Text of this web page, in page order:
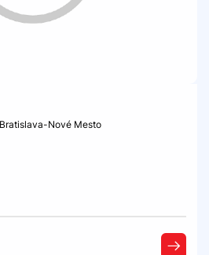
Bratislava-Nové Mesto